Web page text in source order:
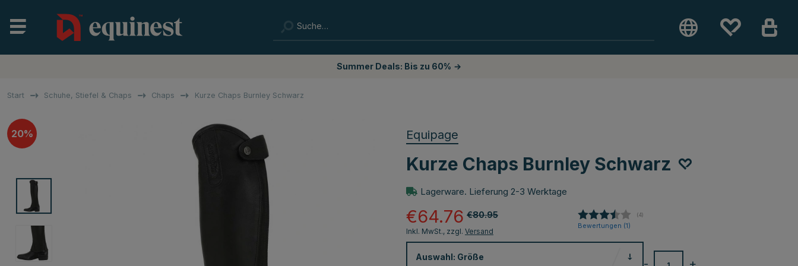
Summer Deals: Bis zu 60% →
Start Schuhe, Stiefel & Chaps Chaps Kurze Chaps Burnley Schwarz
20% Equipage
Kurze Chaps Burnley Schwarz
Lagerware. Lieferung 2-3 Werktage
€80.95
€64.76 (abgegebene bewertungen:
4)
Bewertungen (1)
Inkl. MwSt., zzgl. Versand
Auswahl: Größe